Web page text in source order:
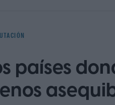
países